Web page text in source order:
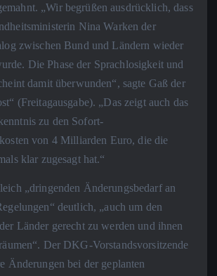
„Wir begrüßen ausdrücklich, dass
Nina Warken der
zwischen Bund und Ländern wieder
Die Phase der Sprachlosigkeit und
damit überwunden“, sagte Gaß der
(Freitagausgabe). „Das zeigt auch das
zu den Sofort-
von 4 Milliarden Euro, die die
klar zugesagt hat.“
„dringenden Änderungsbedarf an
deutlich, „auch um den
Länder gerecht zu werden und ihnen
Der DKG-Vorstandsvorsitzende
Änderungen bei der geplanten